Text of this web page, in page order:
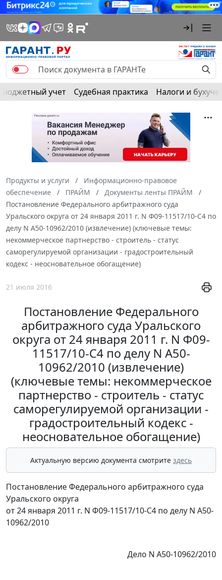
Бюджетный учет Судебная практика Налоги и
Продукты и услуги
Информационно-правовое
обеспечение
ПРАЙМ
Документы ленты ПРАЙМ
Постановление Федерального арбитражного суда
Уральского округа от 24 января 2011 г. N Ф09-11517/10-С4 по
делу N А50-10962/2010 (извлечение) (ключевые темы:
некоммерческое партнерство - строитель - статус
саморегулируемой организации - градостроительный
кодекс - неосновательное обогащение)
21 июля 2016
Постановление Федерального
арбитражного суда Уральского
округа от 24 января 2011 г. N Ф09-
11517/10-С4 по делу N А50-
10962/2010 (извлечение)
(ключевые темы: некоммерческое
партнерство - строитель - статус
саморегулируемой организации -
градостроительный кодекс -
неосновательное обогащение)
Актуальную версию документа смотрите здесь
Постановление Федерального арбитражного суда
Уральского округа
от 24 января 2011 г. N Ф09-11517/10-С4 по делу N А50-
10962/2010
Дело N А50-10962/2010